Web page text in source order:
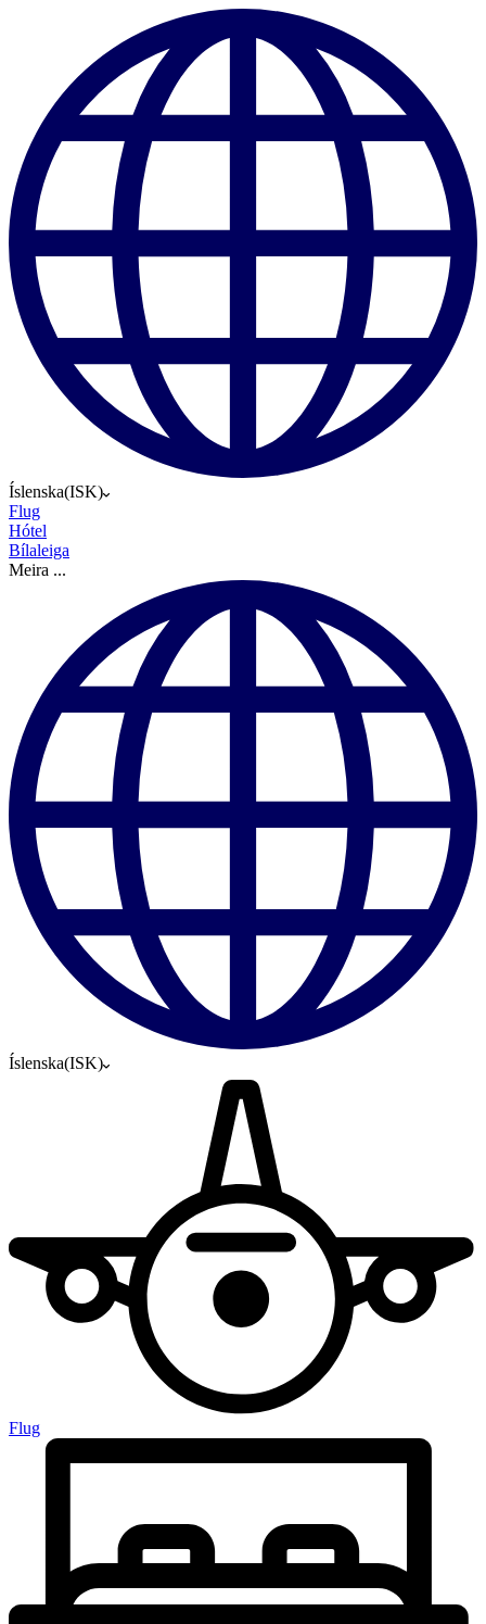
Íslenska(ISK)
Flug
Hótel
Bílaleiga
Meira ...
Íslenska(ISK)
Flug